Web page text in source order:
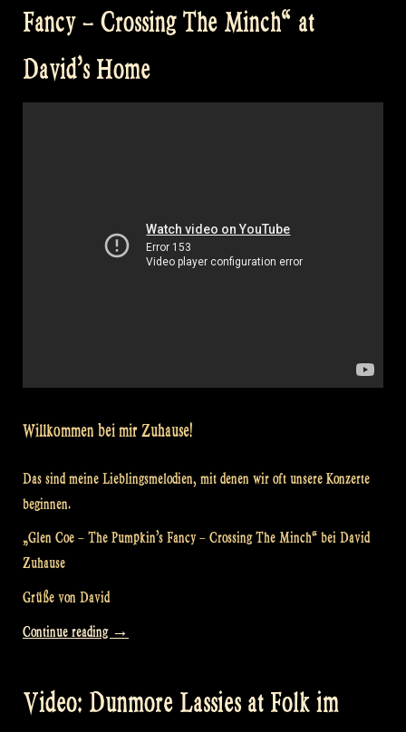
Fairies“
Fancy – Crossing The Minch“ at
David’s Home
Willkommen bei mir Zuhause!
Das sind meine Lieblingsmelodien, mit denen wir oft unsere Konzerte
beginnen.
„Glen Coe – The Pumpkin’s Fancy – Crossing The Minch“ bei David
Zuhause
Grüße von David
Continue reading „Video:
–
→
Video: Dunmore Lassies at Folk im